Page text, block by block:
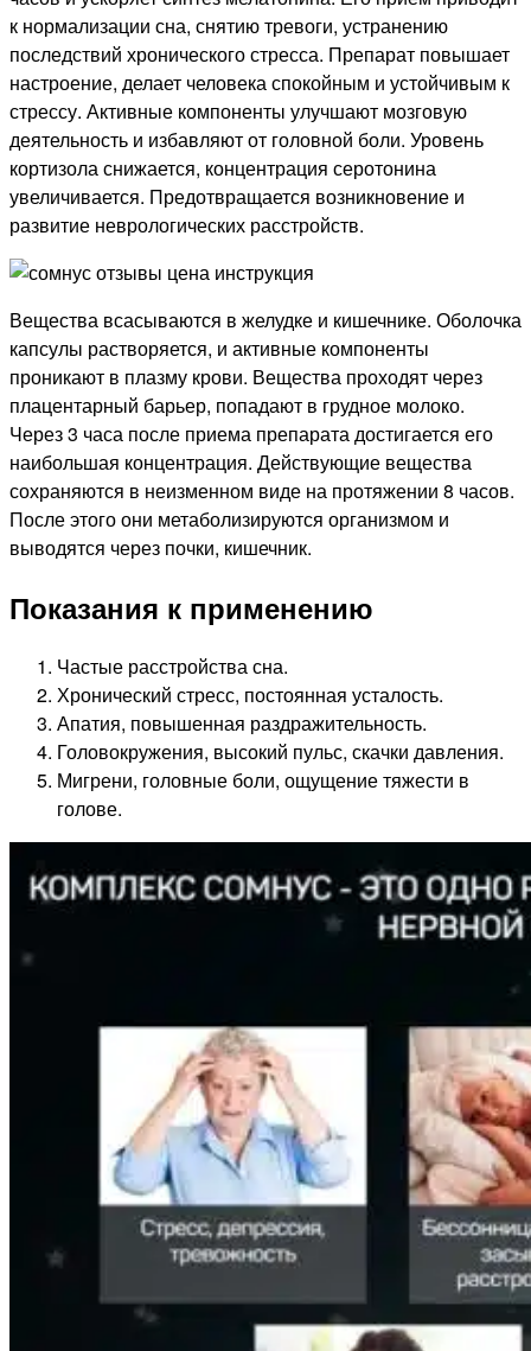
к нормализации сна, снятию тревоги, устранению
последствий хронического стресса. Препарат повышает
настроение, делает человека спокойным и устойчивым к
стрессу. Активные компоненты улучшают мозговую
деятельность и избавляют от головной боли. Уровень
кортизола снижается, концентрация серотонина
увеличивается. Предотвращается возникновение и
развитие неврологических расстройств.
Вещества всасываются в желудке и кишечнике. Оболочка
капсулы растворяется, и активные компоненты
проникают в плазму крови. Вещества проходят через
плацентарный барьер, попадают в грудное молоко.
Через 3 часа после приема препарата достигается его
наибольшая концентрация. Действующие вещества
сохраняются в неизменном виде на протяжении 8 часов.
После этого они метаболизируются организмом и
выводятся через почки, кишечник.
Показания к применению
Частые расстройства сна.
Хронический стресс, постоянная усталость.
Апатия, повышенная раздражительность.
Головокружения, высокий пульс, скачки давления.
Мигрени, головные боли, ощущение тяжести в
голове.